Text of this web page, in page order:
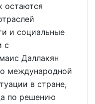
остаются
и социальные
с
Даллакян
международной
в стране,
по решению